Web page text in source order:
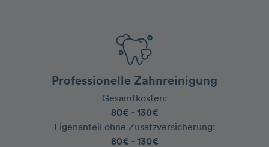
Professionelle Zahnreinigung
Gesamtkosten:
‍80€ - 130€
‍Eigenanteil ohne Zusatzversicherung:
80€ - 130€